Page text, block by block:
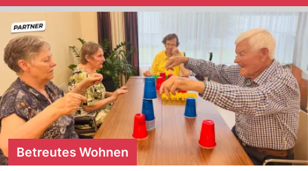
Betreutes Wohnen